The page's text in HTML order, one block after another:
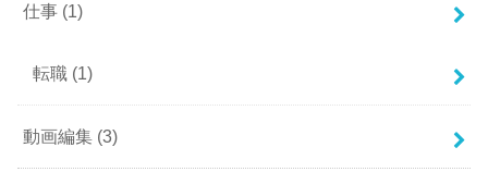
仕事 (1)
転職 (1)
動画編集 (3)